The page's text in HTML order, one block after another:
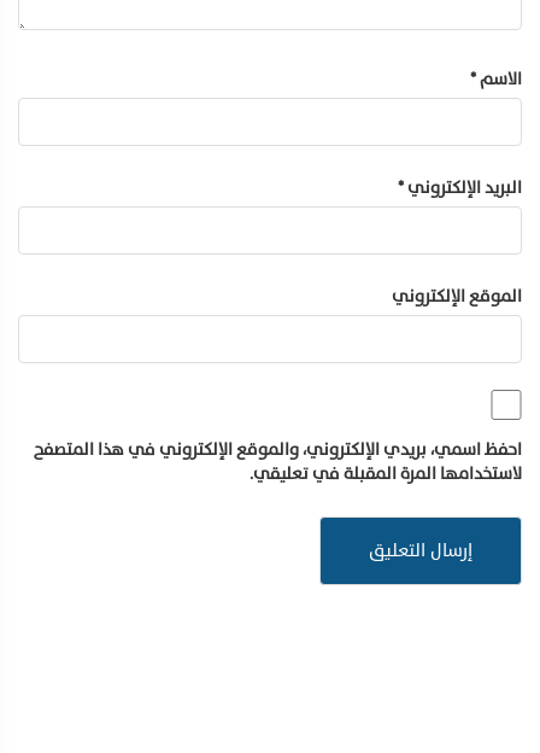
الاسم*
البريد الإلكتروني*
الموقع الإلكتروني
احفظ اسمي، بريدي الإلكتروني، والموقع الإلكتروني في هذا المتصفح
لاستخدامها المرة المقبلة في تعليقي.